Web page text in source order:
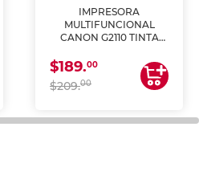
IMPRESORA
MULTIFUNCIONAL
CANON G2110 TINTA
$189.00
$209.00